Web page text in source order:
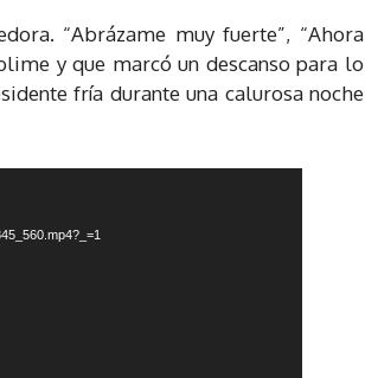
“Abrázame muy fuerte”, “Ahora
y que marcó un descanso para lo
fría durante una calurosa noche